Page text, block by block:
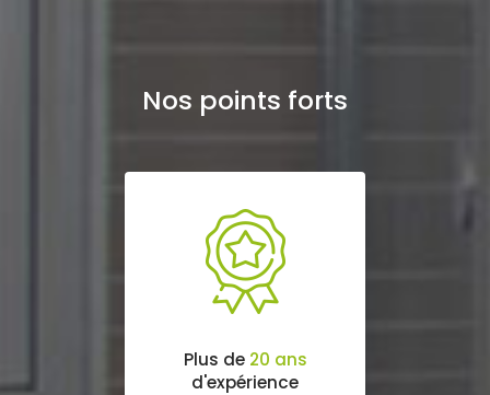
Nos points forts
Plus de 20 ans
d'expérience